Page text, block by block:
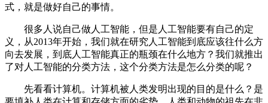
式，就是做好自己的事情。
很多人说自己做人工智能，但是人工智能要有自己的定
义，从2013年开始，我们就在研究人工智能到底应该往什么方
向去发展，到底人工智能真正的瓶颈在什么地方？我们就推出
了对人工智能的分类方法，这个分类方法是怎么分类的呢？
先看看计算机。计算机被人类发明出现的目的是什么？是